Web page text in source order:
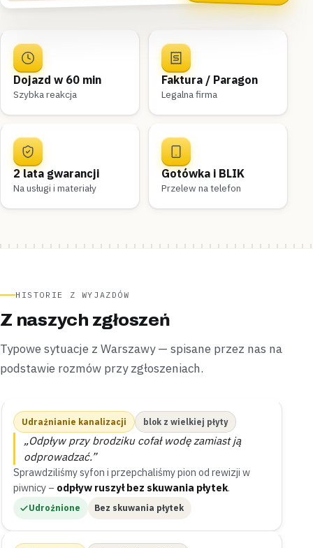
Dojazd w 60 min
Szybka reakcja
Faktura / Paragon
Legalna firma
2 lata gwarancji
Na usługi i materiały
Gotówka i BLIK
Przelew na telefon
HISTORIE Z WYJAZDÓW
Z naszych zgłoszeń
Typowe sytuacje z Warszawy — spisane przez nas na
podstawie rozmów przy zgłoszeniach.
Udrażnianie kanalizacji blok z wielkiej płyty
„Odpływ przy brodziku cofał wodę zamiast ją
odprowadzać.”
Sprawdziliśmy syfon i przepchaliśmy pion od rewizji w
piwnicy – odpływ ruszył bez skuwania płytek.
Udrożnione Bez skuwania płytek